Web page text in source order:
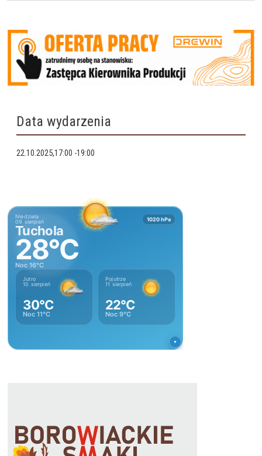
Data wydarzenia
22.10.2025,17:00 -19:00